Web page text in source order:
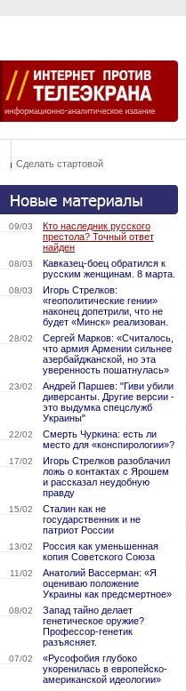
Сделать стартовой
09/03
Кто наследник русского
престола? Точный ответ
найден
08/03
Кавказец-боец обратился к
русским женщинам. 8 марта.
08/03
Игорь Стрелков:
«геополитические гении»
наконец допетрили, что не
будет «Минск» реализован.
28/02
Сергей Марков: «Считалось,
что армия Армении сильнее
азербайджанской, но эта
уверенность пошатнулась»
23/02
Андрей Паршев: "Гиви убили
диверсанты. Другие версии -
это выдумка спецслужб
Украины"
22/02
Смерть Чуркина: есть ли
место для «конспирологии»?
17/02
Игорь Стрелков разоблачил
ложь о контактах с Ярошем
и рассказал неудобную
правду
15/02
Сталин как не
государственник и не
патриот России
13/02
Россия как уменьшенная
копия Советского Союза
11/02
Анатолий Вассерман: «Я
оцениваю положение
Украины как предсмертное»
08/02
Запад тайно делает
генетическое оружие?
Профессор-генетик
разъясняет.
07/02
«Русофобия глубоко
укоренилась в европейско-
американской идеологии»